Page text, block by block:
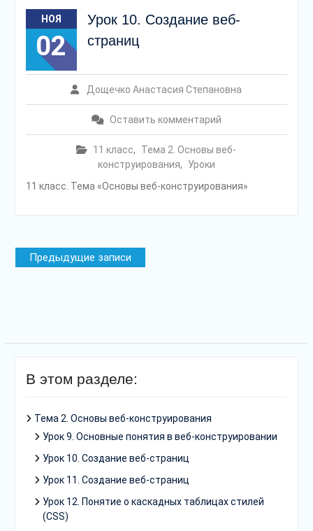
НОЯ
02
Урок 10. Создание веб-
страниц
Дощечко Анастасия Степановна
Оставить комментарий
11 класс,
Тема 2. Основы веб-
конструирования,
Уроки
11 класс. Тема «Основы веб-конструирования»
Навигация
по
Предыдущие записи
В этом разделе:
Тема 2. Основы веб-конструирования
Урок 9. Основные понятия в веб-конструировании
Урок 10. Создание веб-страниц
Урок 11. Создание веб-страниц
Урок 12. Понятие о каскадных таблицах стилей
(CSS)